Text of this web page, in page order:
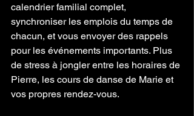
calendrier familial complet,
synchroniser les emplois du temps de
chacun, et vous envoyer des rappels
pour les événements importants. Plus
de stress à jongler entre les horaires de
Pierre, les cours de danse de Marie et
vos propres rendez-vous.